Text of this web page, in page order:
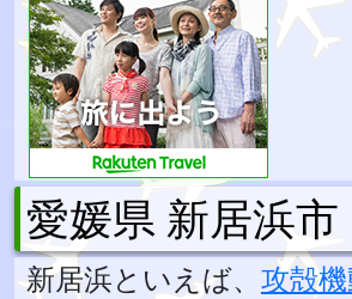
愛媛県 新居浜市
新居浜といえば、 攻殻